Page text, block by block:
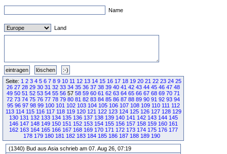
Name
Land
Seite: 1 2 3 4 5 6 7 8 9 10 11 12 13 14 15 16 17 18 19 20 21 22 23 24 25
26 27 28 29 30 31 32 33 34 35 36 37 38 39 40 41 42 43 44 45 46 47 48
49 50 51 52 53 54 55 56 57 58 59 60 61 62 63 64 65 66 67 68 69 70 71
72 73 74 75 76 77 78 79 80 81 82 83 84 85 86 87 88 89 90 91 92 93 94
95 96 97 98 99 100 101 102 103 104 105 106 107 108 109 110 111 112
113 114 115 116 117 118 119 120 121 122 123 124 125 126 127 128 129
130 131 132 133 134 135 136 137 138 139 140 141 142 143 144 145
146 147 148 149 150 151 152 153 154 155 156 157 158 159 160 161
162 163 164 165 166 167 168 169 170 171 172 173 174 175 176 177
178 179 180 181 182 183 184 185 186 187 188 189 190
(1340) Bud aus Asia schrieb am 07. Aug 26, 07:19